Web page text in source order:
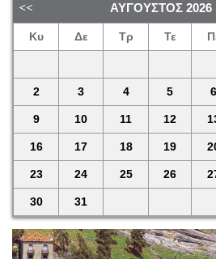
ΑΎΓΟΥΣΤΟΣ 2026
Κυ Δε Τρ Τε
2 3 4 5 6
9 10 11 12
16 17 18 19
23 24 25 26
30 31